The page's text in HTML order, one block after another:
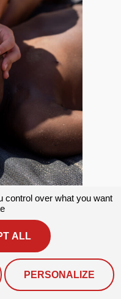
première étape du
control over what you want
ALL
PERSONALIZE